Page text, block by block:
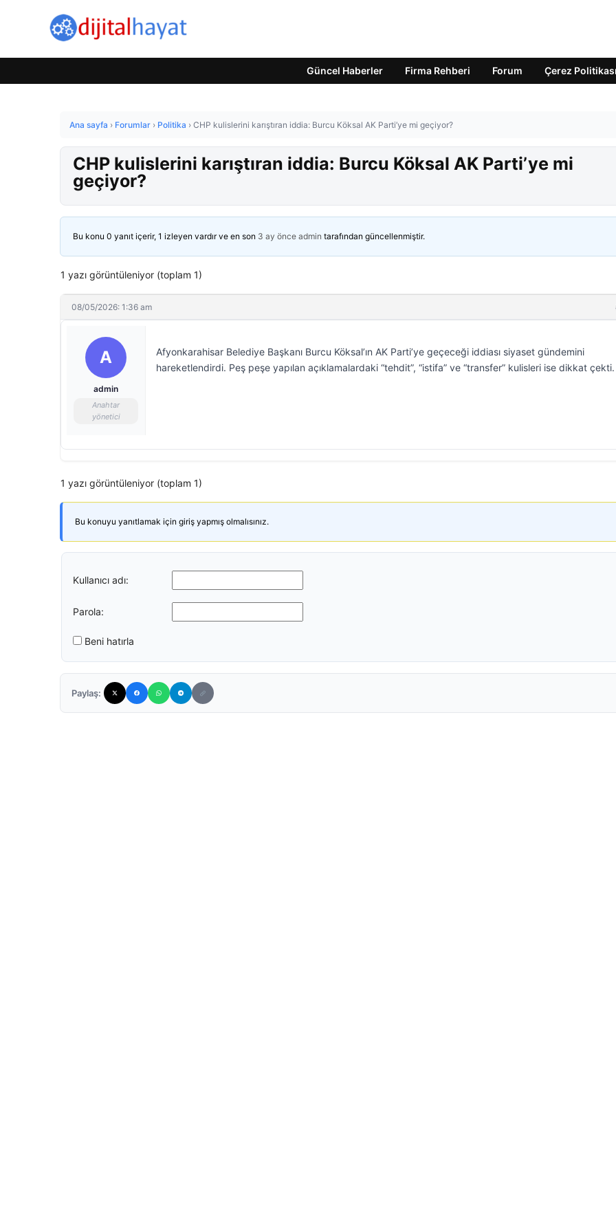
Güncel Haberler Firma Rehberi Forum Çerez Politikası
Ana sayfa › Forumlar › Politika › CHP kulislerini karıştıran iddia: Burcu Köksal AK Parti’ye mi geçiyor?
CHP kulislerini karıştıran iddia: Burcu Köksal AK Parti’ye mi
geçiyor?
Bu konu 0 yanıt içerir, 1 izleyen vardır ve en son 3 ay önce admin tarafından güncellenmiştir.
1 yazı görüntüleniyor (toplam 1)
08/05/2026: 1:36 am
A
admin
Anahtar
yönetici
Afyonkarahisar Belediye Başkanı Burcu Köksal’ın AK Parti’ye geçeceği iddiası siyaset gündemini
hareketlendirdi. Peş peşe yapılan açıklamalardaki “tehdit”, “istifa” ve “transfer” kulisleri ise dikkat çekti.
1 yazı görüntüleniyor (toplam 1)
Bu konuyu yanıtlamak için giriş yapmış olmalısınız.
Kullanıcı adı:
Parola:
Beni hatırla
Paylaş: